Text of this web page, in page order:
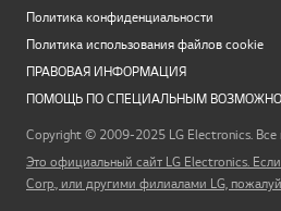
Политика конфиденциальности
Политика использования файлов cookie
ПРАВОВАЯ ИНФОРМАЦИЯ
ПОМОЩЬ ПО СПЕЦИАЛЬНЫМ
Copyright © 2009-2025 LG Electronics. Все
Это официальный сайт LG Electronics. Если
Corp., или другими филиалами LG,